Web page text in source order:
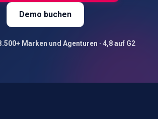
Demo buchen
Marken und Agenturen · 4,8 auf G2